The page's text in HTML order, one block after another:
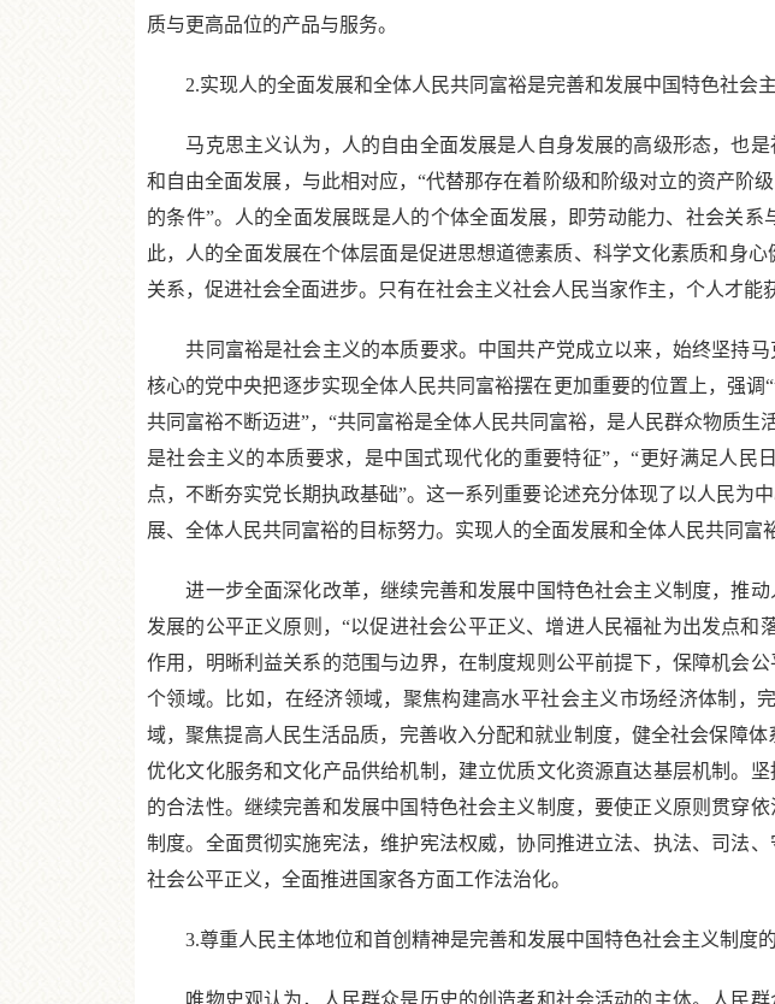
质与更高品位的产品与服务。
2.实现人的全面发展和全体人民共同富裕是完善和发展中国特色社会
马克思主义认为，人的自由全面发展是人自身发展的高级形态，也是
和自由全面发展，与此相对应，“代替那存在着阶级和阶级对立的资产阶
的条件”。人的全面发展既是人的个体全面发展，即劳动能力、社会关
此，人的全面发展在个体层面是促进思想道德素质、科学文化素质和身
关系，促进社会全面进步。只有在社会主义社会人民当家作主，个人才能
共同富裕是社会主义的本质要求。中国共产党成立以来，始终坚持马
核心的党中央把逐步实现全体人民共同富裕摆在更加重要的位置上，强
共同富裕不断迈进”，“共同富裕是全体人民共同富裕，是人民群众物质
是社会主义的本质要求，是中国式现代化的重要特征”，“更好满足人
点，不断夯实党长期执政基础”。这一系列重要论述充分体现了以人民为
展、全体人民共同富裕的目标努力。实现人的全面发展和全体人民共同富
进一步全面深化改革，继续完善和发展中国特色社会主义制度，推动
发展的公平正义原则，“以促进社会公平正义、增进人民福祉为出发点
作用，明晰利益关系的范围与边界，在制度规则公平前提下，保障机会
个领域。比如，在经济领域，聚焦构建高水平社会主义市场经济体制，
域，聚焦提高人民生活品质，完善收入分配和就业制度，健全社会保障
优化文化服务和文化产品供给机制，建立优质文化资源直达基层机制。
的合法性。继续完善和发展中国特色社会主义制度，要使正义原则贯穿
制度。全面贯彻实施宪法，维护宪法权威，协同推进立法、执法、司法
社会公平正义，全面推进国家各方面工作法治化。
3.尊重人民主体地位和首创精神是完善和发展中国特色社会主义制度
唯物史观认为，人民群众是历史的创造者和社会活动的主体。人民群